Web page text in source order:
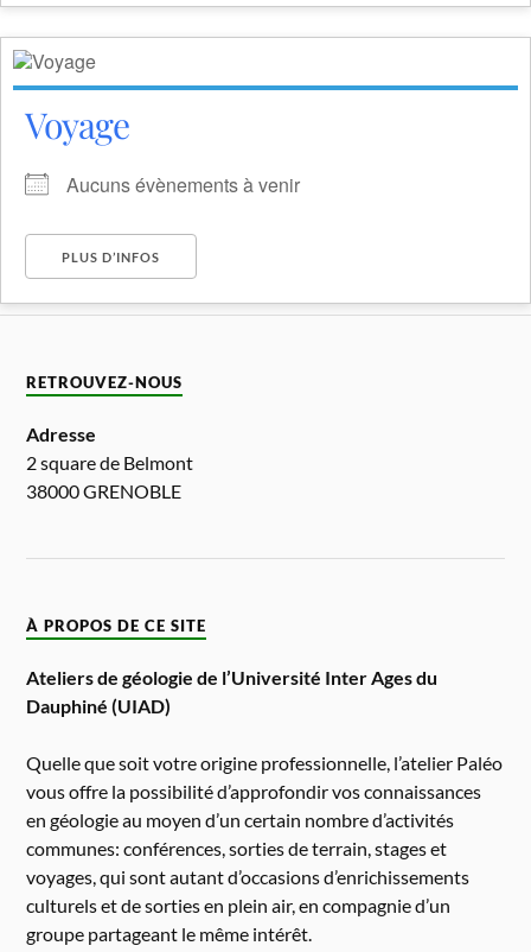
Voyage
Aucuns évènements à venir
PLUS D’INFOS
RETROUVEZ-NOUS
Adresse
2 square de Belmont
38000 GRENOBLE
À PROPOS DE CE SITE
Ateliers de géologie de l’Université Inter Ages du
Dauphiné (UIAD)
Quelle que soit votre origine professionnelle, l’atelier Paléo
vous offre la possibilité d’approfondir vos connaissances
en géologie au moyen d’un certain nombre d’activités
communes: conférences, sorties de terrain, stages et
voyages, qui sont autant d’occasions d’enrichissements
culturels et de sorties en plein air, en compagnie d’un
groupe partageant le même intérêt.